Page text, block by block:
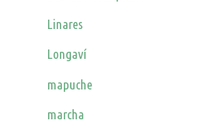
Linares
Longaví
mapuche
marcha